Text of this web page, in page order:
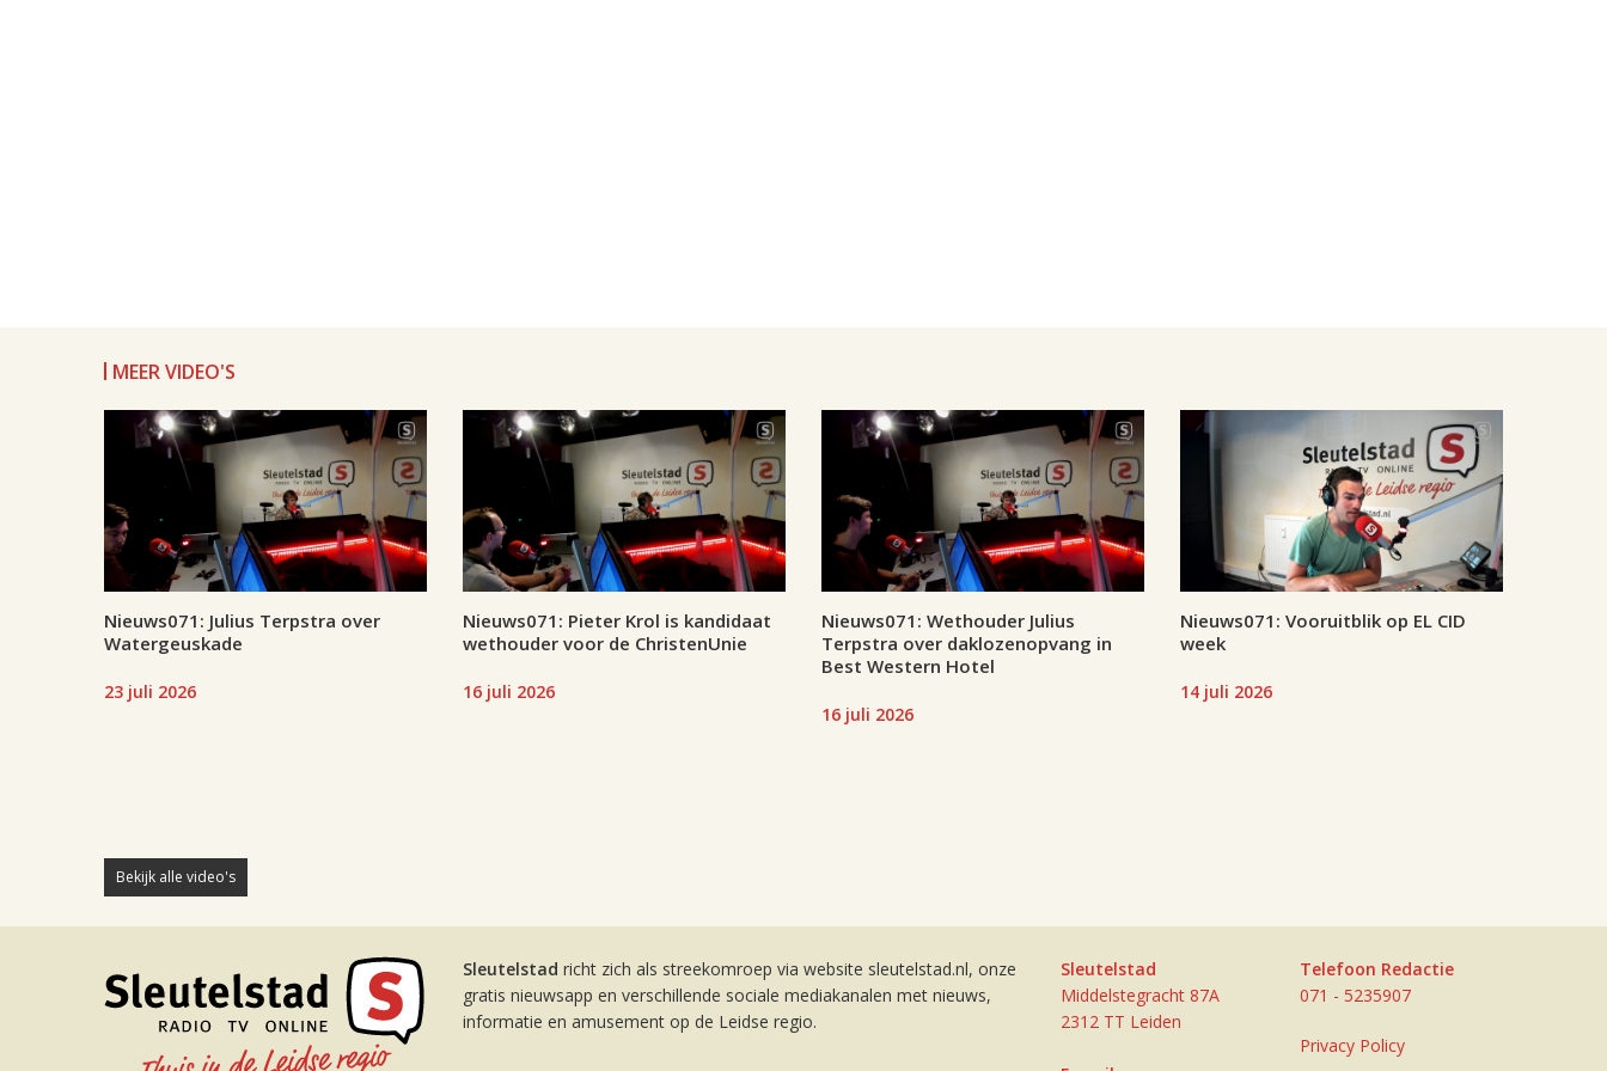
MEER VIDEO'S
Nieuws071: Julius Terpstra over
Watergeuskade
23 juli 2026
Nieuws071: Pieter Krol is kandidaat
wethouder voor de ChristenUnie
16 juli 2026
Nieuws071: Wethouder Julius
Terpstra over daklozenopvang in
Best Western Hotel
16 juli 2026
Nieuws071: Vooruitblik op EL CID
week
14 juli 2026
Bekijk alle video's
Sleutelstad richt zich als streekomroep via website sleutelstad.nl, onze
gratis nieuwsapp en verschillende sociale mediakanalen met nieuws,
informatie en amusement op de Leidse regio.
Sleutelstad
Middelstegracht 87A
2312 TT Leiden
Telefoon Redactie
071 - 5235907
Privacy Policy